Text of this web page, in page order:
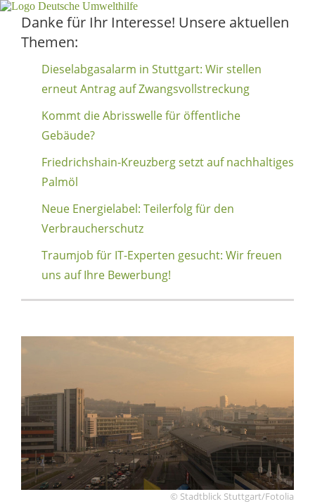
Danke für Ihr Interesse! Unsere aktuellen
Themen:
Dieselabgasalarm in Stuttgart: Wir stellen
erneut Antrag auf Zwangsvollstreckung
Kommt die Abrisswelle für öffentliche
Gebäude?
Friedrichshain-Kreuzberg setzt auf nachhaltiges
Palmöl
Neue Energielabel: Teilerfolg für den
Verbraucherschutz
Traumjob für IT-Experten gesucht: Wir freuen
uns auf Ihre Bewerbung!
© Stadtblick Stuttgart/Fotolia